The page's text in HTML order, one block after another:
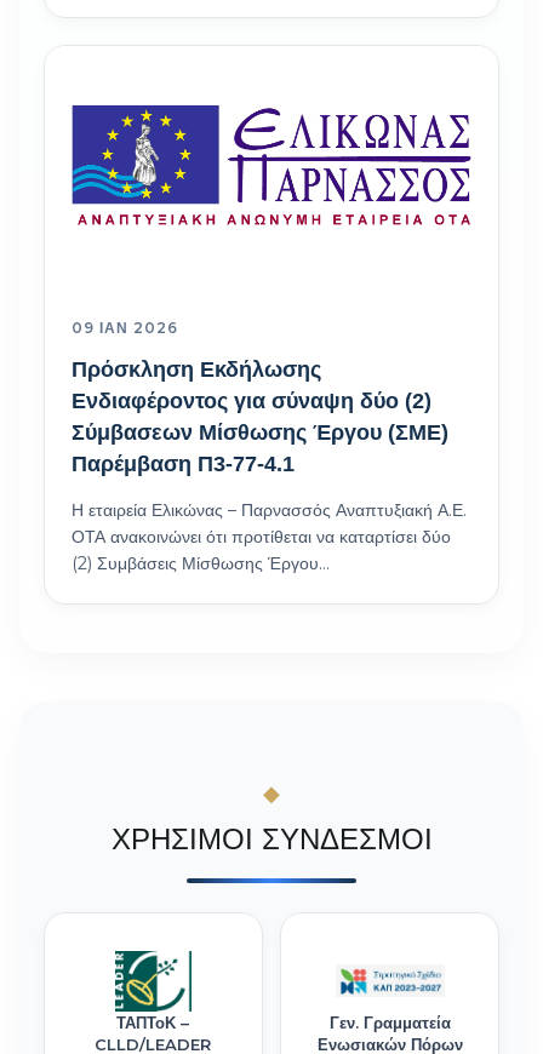
09 ΙΑΝ 2026
Πρόσκληση Εκδήλωσης
Ενδιαφέροντος για σύναψη δύο (2)
Σύμβασεων Μίσθωσης Έργου (ΣΜΕ)
Παρέμβαση Π3-77-4.1
Η εταιρεία Ελικώνας – Παρνασσός Αναπτυξιακή Α.Ε.
ΟΤΑ ανακοινώνει ότι προτίθεται να καταρτίσει δύο
(2) Συμβάσεις Μίσθωσης Έργου…
ΧΡΗΣΙΜΟΙ ΣΥΝΔΕΣΜΟΙ
ΤΑΠΤοΚ –
CLLD/LEADER
Γεν. Γραμματεία
Ενωσιακών Πόρων